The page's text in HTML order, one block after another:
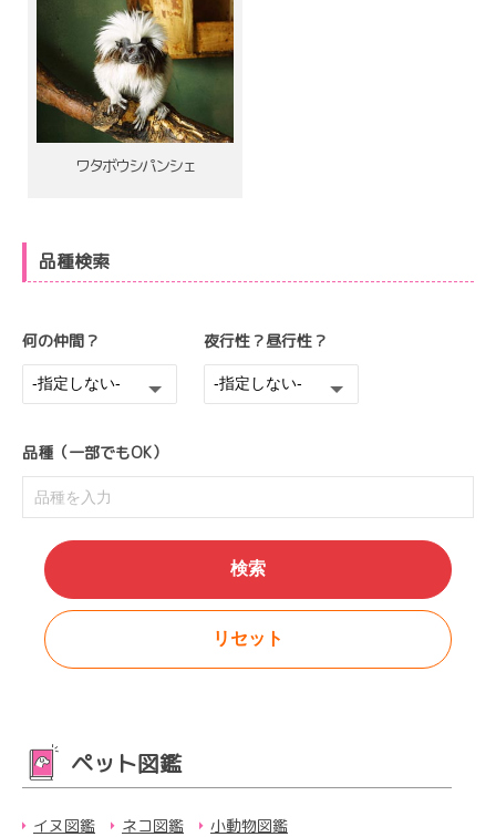
ワタボウシパンシェ
品種検索
何の仲間？ 夜行性？昼行性？
品種（一部でもOK）
ペット図鑑
イヌ図鑑 ネコ図鑑 小動物図鑑